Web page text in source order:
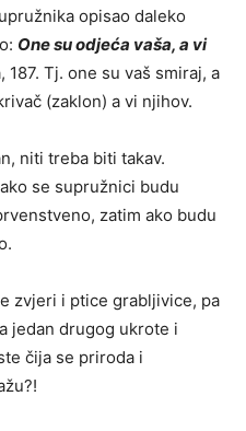
opisao daleko
One su odjeća vaša, a vi
187. Tj. one su vaš smiraj, a
(zaklon) a vi njihov.
niti treba biti takav.
se supružnici budu
zatim ako budu
zvjeri i ptice grabljivice, pa
jedan drugog ukrote i
čija se priroda i